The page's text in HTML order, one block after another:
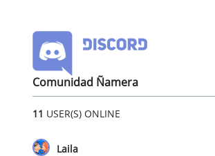
Comunidad Ñamera
11 USER(S) ONLINE
Laila